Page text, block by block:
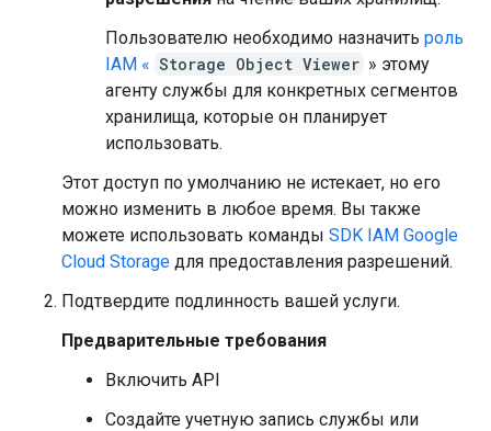
Пользователю необходимо назначить роль
IAM « Storage Object Viewer » этому
агенту службы для конкретных сегментов
хранилища, которые он планирует
использовать.
Этот доступ по умолчанию не истекает, но его
можно изменить в любое время. Вы также
можете использовать команды SDK IAM Google
Cloud Storage для предоставления разрешений.
Подтвердите подлинность вашей услуги.
Предварительные требования
Включить API
Создайте учетную запись службы или